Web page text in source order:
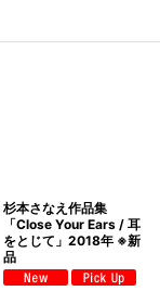
杉本さなえ作品集
「Close Your Ears / 耳
をとじて」2018年 ※新
品